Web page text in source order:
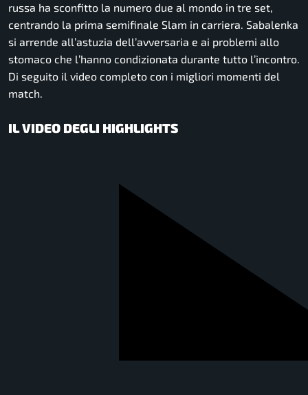
russa ha sconfitto la numero due al mondo in tre set,
centrando la prima semifinale Slam in carriera. Sabalenka
si arrende all’astuzia dell’avversaria e ai problemi allo
stomaco che l’hanno condizionata durante tutto l’incontro.
Di seguito il video completo con i migliori momenti del
match.
IL VIDEO DEGLI HIGHLIGHTS